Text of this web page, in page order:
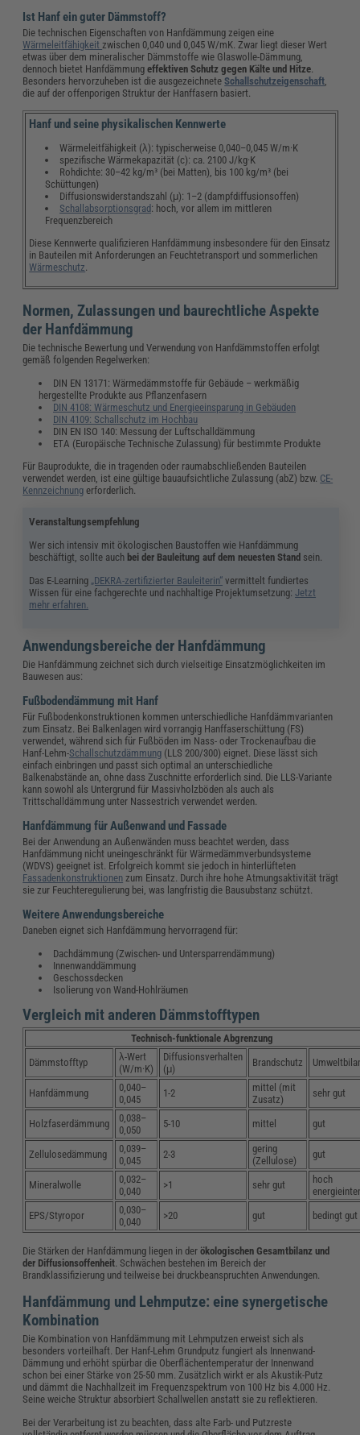
Ist Hanf ein guter Dämmstoff?
Die technischen Eigenschaften von Hanfdämmung zeigen eine
Wärmeleitfähigkeitzwischen 0,040 und 0,045 W/mK. Zwar liegt dieser Wert
etwas über dem mineralischer Dämmstoffe wie Glaswolle-Dämmung,
dennoch bietet Hanfdämmungeffektiven Schutz gegen Kälte und Hitze.
Besonders hervorzuheben ist die ausgezeichneteSchallschutzeigenschaft,
die auf der offenporigen Struktur der Hanffasern basiert.
Hanf und seine physikalischen Kennwerte
Wärmeleitfähigkeit (λ): typischerweise 0,040–0,045 W/m·K
spezifische Wärmekapazität (c): ca. 2100 J/kg·K
Rohdichte: 30–42 kg/m³ (bei Matten), bis 100 kg/m³ (bei
Schüttungen)
Diffusionswiderstandszahl (μ): 1–2 (dampfdiffusionsoffen)
Schallabsorptionsgrad: hoch, vor allem im mittleren
Frequenzbereich
Diese Kennwerte qualifizieren Hanfdämmung insbesondere für den Einsatz
in Bauteilen mit Anforderungen an Feuchtetransport und sommerlichen
Wärmeschutz
Normen, Zulassungen und baurechtliche Aspekte
der Hanfdämmung
Die technische Bewertung und Verwendung von Hanfdämmstoffen erfolgt
gemäß folgenden Regelwerken:
DIN EN 13171: Wärmedämmstoffe für Gebäude – werkmäßig
hergestellte Produkte aus Pflanzenfasern
DIN 4108: Wärmeschutz und Energieeinsparung in Gebäuden
DIN 4109: Schallschutz im Hochbau
DIN EN ISO 140: Messung der Luftschalldämmung
ETA (Europäische Technische Zulassung) für bestimmte Produkte
Für Bauprodukte, die in tragenden oder raumabschließenden Bauteilen
verwendet werden, ist eine gültige bauaufsichtliche Zulassung (abZ) bzw. CE-
Kennzeichnung erforderlich.
Veranstaltungsempfehlung
Wer sich intensiv mit ökologischen Baustoffen wie Hanfdämmung
beschäftigt, sollte auch bei der Bauleitung auf dem neuesten Stand sein.
Das E-Learning „DEKRA-zertifizierter Bauleiterin“ vermittelt fundiertes
Wissen für eine fachgerechte und nachhaltige Projektumsetzung:Jetzt
mehr erfahren.
Anwendungsbereiche der Hanfdämmung
Die Hanfdämmung zeichnet sich durch vielseitige Einsatzmöglichkeiten im
Bauwesen aus:
Fußbodendämmung mit Hanf
Für Fußbodenkonstruktionen kommen unterschiedliche Hanfdämmvarianten
zum Einsatz. Bei Balkenlagen wird vorrangig Hanffaserschüttung (FS)
verwendet, während sich für Fußböden im Nass- oder Trockenaufbau die
Hanf-Lehm-Schallschutzdämmung (LLS 200/300) eignet. Diese lässt sich
einfach einbringen und passt sich optimal an unterschiedliche
Balkenabstände an, ohne dass Zuschnitte erforderlich sind. Die LLS-Variante
kann sowohl als Untergrund für Massivholzböden als auch als
Trittschalldämmung unter Nassestrich verwendet werden.
Hanfdämmung für Außenwand und Fassade
Bei der Anwendung an Außenwänden muss beachtet werden, dass
Hanfdämmung nicht uneingeschränkt für Wärmedämmverbundsysteme
(WDVS) geeignet ist. Erfolgreich kommt sie jedoch in hinterlüfteten
Fassadenkonstruktionen zum Einsatz. Durch ihre hohe Atmungsaktivität trägt
sie zur Feuchteregulierung bei, was langfristig die Bausubstanz schützt.
Weitere Anwendungsbereiche
Daneben eignet sich Hanfdämmung hervorragend für:
Dachdämmung (Zwischen- und Untersparrendämmung)
Innenwanddämmung
Geschossdecken
Isolierung von Wand-Hohlräumen
Vergleich mit anderen Dämmstofftypen
Technisch-funktionale Abgrenzung
Dämmstofftyp
λ-Wert
(W/m·K)
Diffusionsverhalten
(μ)
Brandschutz
Hanfdämmung
0,040–
0,045
1-2
mittel (mit
Zusatz)
sehr gut
Holzfaserdämmung
0,038–
0,050
5-10 mittel gut
Zellulosedämmung
0,039–
0,045
2-3
gering
(Zellulose)
gut
Mineralwolle
0,032–
0,040
>1 sehr gut
hoch
EPS/Styropor
0,030–
0,040
>20 gut bedingt gut
Die Stärken der Hanfdämmung liegen in derökologischen Gesamtbilanz und
der Diffusionsoffenheit. Schwächen bestehen im Bereich der
Brandklassifizierung und teilweise bei druckbeanspruchten Anwendungen.
Hanfdämmung und Lehmputze: eine synergetische
Kombination
Die Kombination von Hanfdämmung mit Lehmputzen erweist sich als
besonders vorteilhaft. Der Hanf-Lehm Grundputz fungiert als Innenwand-
Dämmung und erhöht spürbar die Oberflächentemperatur der Innenwand
schon bei einer Stärke von 25-50 mm. Zusätzlich wirkt er als Akustik-Putz
und dämmt die Nachhallzeit im Frequenzspektrum von 100 Hz bis 4.000 Hz.
Seine weiche Struktur absorbiert Schallwellen anstatt sie zu reflektieren.
Bei der Verarbeitung ist zu beachten, dass alte Farb- und Putzreste